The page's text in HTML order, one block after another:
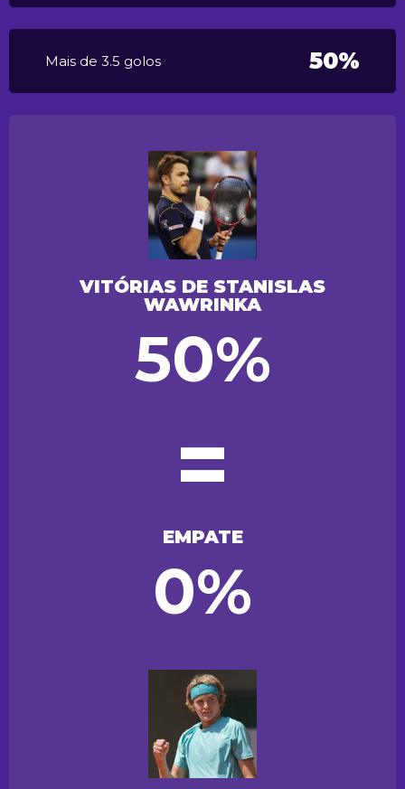
Mais de 3.5 golos 50%
VITÓRIAS DE STANISLAS
WAWRINKA
50%
=
EMPATE
0%